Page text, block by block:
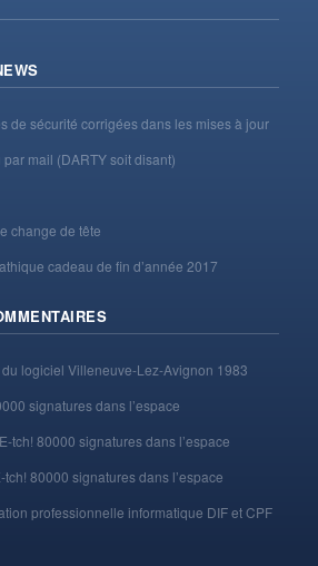
de sécurité corrigées dans les mises à jour
mail (DARTY soit disant)
change de tête
cadeau de fin d’année 2017
logiciel Villeneuve-Lez-Avignon 1983
signatures dans l’espace
tch! 80000 signatures dans l’espace
tch! 80000 signatures dans l’espace
professionnelle informatique DIF et CPF